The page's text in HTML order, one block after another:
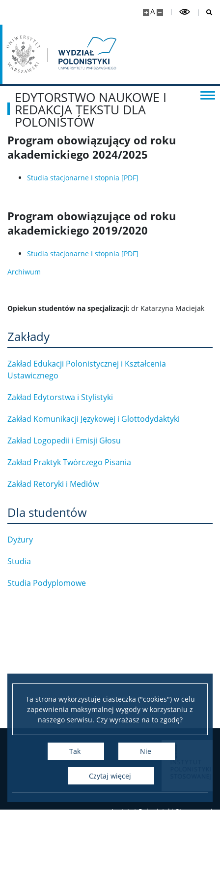
Ta strona wykorzystuje ciasteczka ("cookies") w celu
zapewnienia maksymalnej wygody w korzystaniu z
naszego serwisu. Czy wyrażasz na to zgodę?
Tak Nie
czytaj więcej
A
Doktoranci
EDYTORSTWO NAUKOWE I
REDAKCJA TEKSTU DLA
POLONISTÓW
Program obowiązujący od roku
akademickiego 2024/2025
Studia stacjonarne I stopnia [PDF]
Program obowiązujące od roku
akademickiego 2019/2020
Studia stacjonarne I stopnia [PDF]
Archiwum
Opiekun studentów na specjalizacji: dr Katarzyna Maciejak
Zakłady
Zakład Edukacji Polonistycznej i Kształcenia
Ustawicznego
Zakład Edytorstwa i Stylistyki
Zakład Komunikacji Językowej i Glottodydaktyki
Zakład Logopedii i Emisji Głosu
Zakład Praktyk Twórczego Pisania
Zakład Retoryki i Mediów
Dla studentów
Dyżury
Studia
Studia Podyplomowe
Instytut Polonistyki Stosowanej